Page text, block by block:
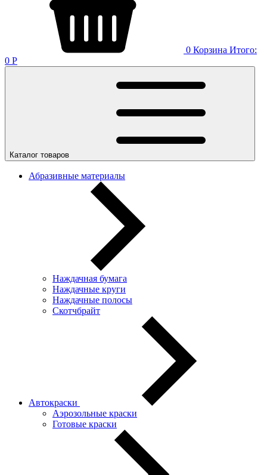
0 Корзина Итого:
0 Р
Каталог товаров
Абразивные материалы
Наждачная бумага
Наждачные круги
Наждачные полосы
Скотчбрайт
Автокраски
Аэрозольные краски
Готовые краски